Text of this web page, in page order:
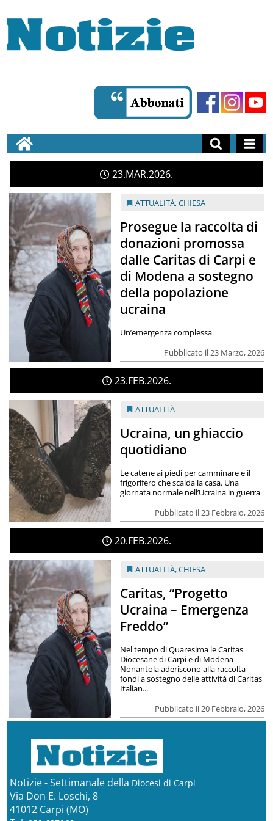
23 MAR2026
ATTUALITÀ,CHIESA
Prosegue la raccolta di
donazioni promossa
dalle Caritas di Carpi e
di Modena a sostegno
della popolazione
ucraina
Pubblicato il 23 Marzo, 2026
Un’emergenza complessa
23 FEB 2026
ATTUALITÀ
Ucraina, un ghiaccio
quotidiano
Pubblicato il 23 Febbraio, 2026
Le catene ai piedi per camminare e il
frigorifero che scalda la casa. Una
giornata normale nell’Ucraina in guerra
20 FEB 2026
ATTUALITÀ,CHIESA
Caritas, “Progetto
Ucraina – Emergenza
Freddo”
Pubblicato il 20 Febbraio, 2026
Nel tempo di Quaresima le Caritas
Diocesane di Carpi e di Modena-
Nonantola aderiscono alla raccolta
fondi a sostegno delle attività di Caritas
Italian...
Notizie - Settimanale della Diocesi di Carpi
Via Don E. Loschi, 8
41012 Carpi (MO)